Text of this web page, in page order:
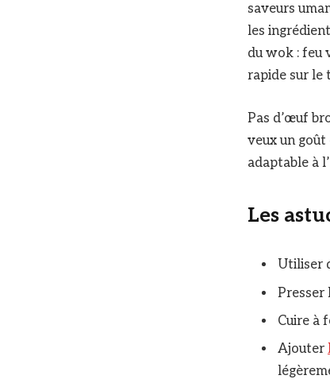
saveurs
les
du wok : feu
rapide sur le
Pas d’œuf
veux un
adaptable à
Les
Utiliser
Presser
Cuire à
Ajouter